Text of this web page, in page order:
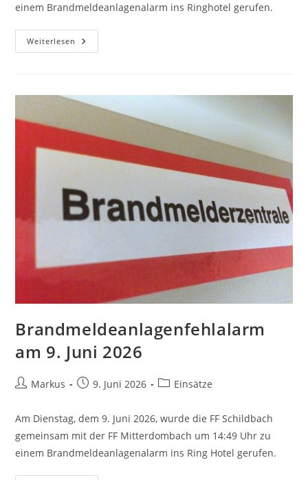
einem Brandmeldeanlagenalarm ins Ringhotel gerufen.
Weiterlesen
Brandmeldeanlagenfehlalarm
am 9. Juni 2026
Markus 9. Juni 2026 Einsätze
Am Dienstag, dem 9. Juni 2026, wurde die FF Schildbach
gemeinsam mit der FF Mitterdombach um 14:49 Uhr zu
einem Brandmeldeanlagenalarm ins Ring Hotel gerufen.